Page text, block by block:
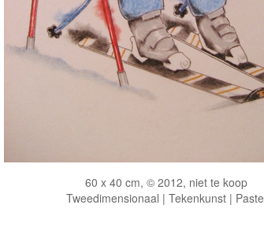
60 x 40 cm, © 2012, niet te koop
Tweedimensionaal | Tekenkunst |